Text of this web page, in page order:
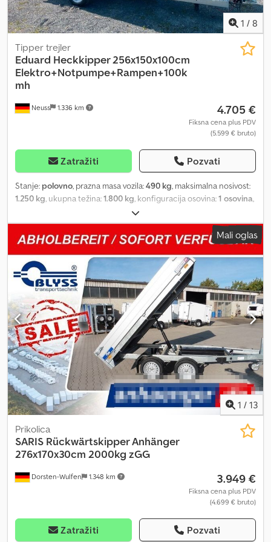
1 / 8
Neuss 1.336 km
Tipper trejler
Eduard Heckkipper 256x150x100cm
Elektro+Notpumpe+Rampen+100k
mh
4.705 €
Fiksna cena plus PDV
(5.599 € bruto)
Zatražiti Pozvati
Stanje: polovno, prazna masa vozila:490 kg, maksimalna nosivost:
1.250 kg, ukupna težina:1.800 kg, konfiguracija osovina:1 osovina,
2.560 mm
1.483 mm, visina tovarnog prostora:1.000 mm, suspencija:ostalo,
dimenzija gume:195/50 r13, Eduard elektro kiper sa naginjanjem
unazad 2600x1500x100 sa rampama Ukupna masa: 1800 kg
Nosivost cca: 1250 kg Sve 4 stranice (30 cm visine) preklopive i
uklonjive Automatski potporni točak serijski Električna instalacija
13-polna Uvučene vezne kuke Dedpfx Ansqwklijysck Imate
pitanja? Pošaljite nam poruku ili nas pozovite! Tehničke izmene,
promene cena, greške i prethodna prodaja su mogući. Za greške i
štamparske greške ne preuzimamo odgovornost.
Mali oglas
1 / 13
Dorsten-Wulfen 1.348 km
Prikolica
SARIS Rückwärtskipper Anhänger
276x170x30cm 2000kg zGG
3.949 €
Fiksna cena plus PDV
(4.699 € bruto)
Zatražiti Pozvati